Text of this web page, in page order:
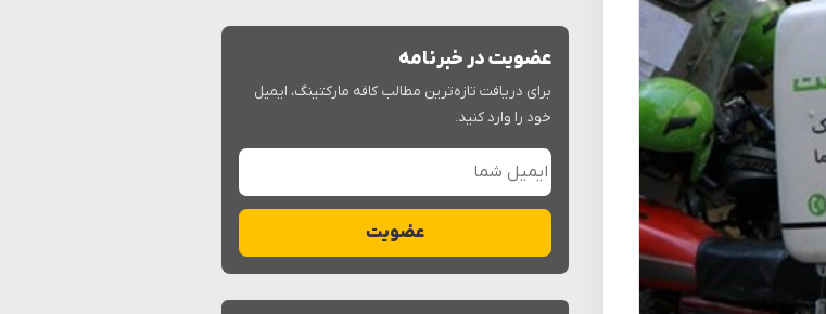
عضویت در خبرنامه
برای دریافت تازه‌ترین مطالب کافه مارکتینگ، ایمیل
خود را وارد کنید.
عضویت